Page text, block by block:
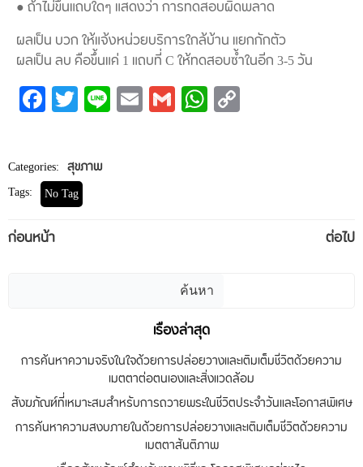
● ถ้าไม่ขึ้นแถบใดๆ แสดงว่า การทดสอบผิดพลาด
ผลเป็น บวก ให้แจ้งหน่วยบริการใกล้บ้าน แยกกักตัว
ผลเป็น ลบ คือขึ้นแค่ 1 แถบที่ C ให้ทดสอบซ้ำในอีก 3-5 วัน
Facebook
Twitter
LineEmailGmailWhatsApp
Categories: สุขภาพ
Tags: No Tag
Post
ก่อนหน้า
navigation
ต่อไป
ค้นหา
ค้นหา
เรื่องล่าสุด
การค้นหาความจริงในใจด้วยการปล่อยวางและเติมเต็มชีวิตด้วยความ
เมตตาต่อตนเองและสิ่งแวดล้อม
สังฆภัณฑ์ที่เหมาะสมสำหรับการถวายพระในชีวิตประจำวันและโอกาสพิเศษ
การค้นหาความสงบภายในด้วยการปล่อยวางและเติมเต็มชีวิตด้วยความ
เมตตาสันติภาพ